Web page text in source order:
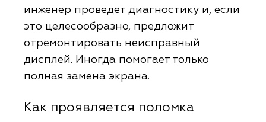
инженер проведет диагностику и, если
это целесообразно, предложит
отремонтировать неисправный
дисплей. Иногда помогает только
полная замена экрана.
Как проявляется поломка